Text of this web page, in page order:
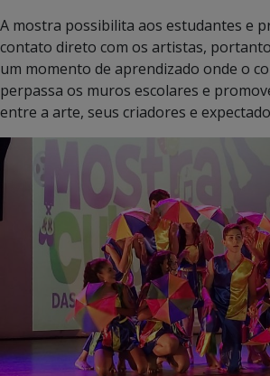
A mostra possibilita aos estudantes e
contato direto com os artistas,
um momento de aprendizado onde o
perpassa os muros escolares e
entre a arte, seus criadores e